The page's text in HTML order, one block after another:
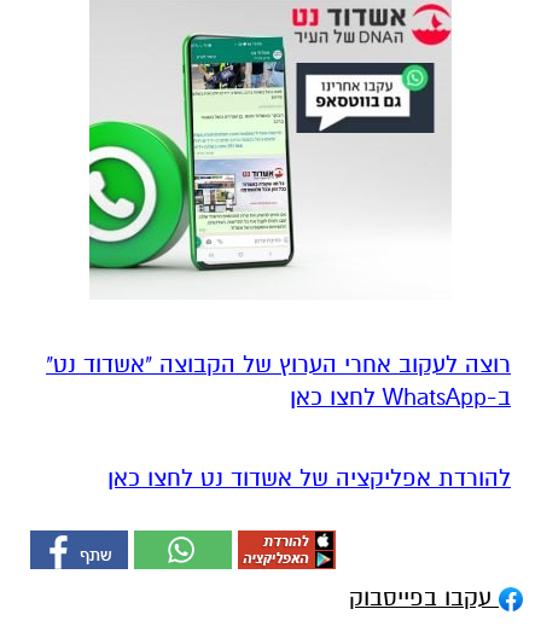
רוצה לעקוב אחרי הערוץ של הקבוצה "אשדוד נט"
ב-WhatsApp לחצו כאן
להורדת אפליקציה של אשדוד נט לחצו כאן
עקבו בפייסבוק